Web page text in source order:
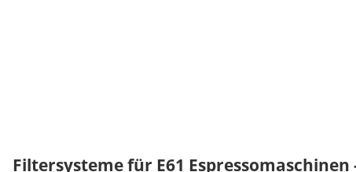
Filtersysteme für E61